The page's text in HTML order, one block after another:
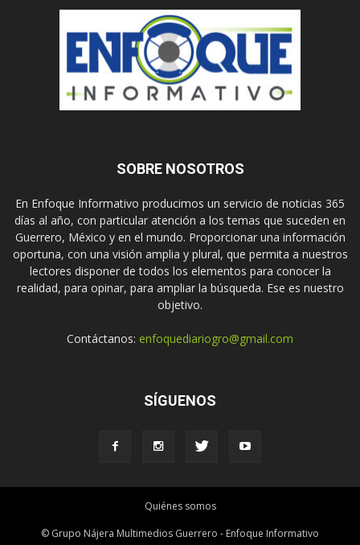
SOBRE NOSOTROS
En Enfoque Informativo producimos un servicio de noticias 365
días al año, con particular atención a los temas que suceden en
Guerrero, México y en el mundo. Proporcionar una información
oportuna, con una visión amplia y plural, que permita a nuestros
lectores disponer de todos los elementos para conocer la
realidad, para opinar, para ampliar la búsqueda. Ese es nuestro
objetivo.
Contáctanos: enfoquediariogro@gmail.com
SÍGUENOS
Quiénes somos
© Grupo Nájera Multimedios Guerrero - Enfoque Informativo